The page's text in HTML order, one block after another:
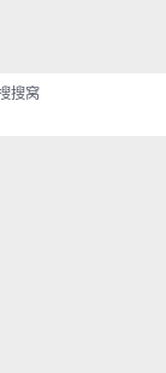
搜窝